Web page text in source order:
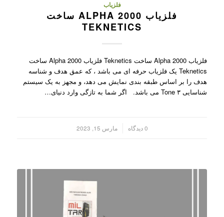
فلزیاب
فلزیاب ALPHA 2000 ساخت
TEKNETICS
فلزیاب Alpha 2000 ساخت Teknetics فلزیاب Alpha 2000 ساخت
Teknetics یک فلزیاب حرفه ای می باشد ، که عمق هدف و شناسه
هدف را بر اساس طبقه بندی نمایش می دهد، و مجهز به یک سیستم
شناسایی ۳ Tone می باشد. اگر شما به تازگی وارد دنیای…
0 دیدگاه مارس 15, 2023